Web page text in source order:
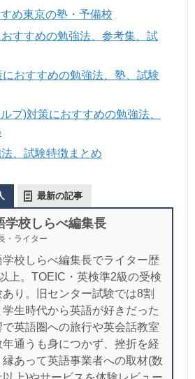
め東京の塾・予備校
すすめの勉強法、参考集、試
おすすめの勉強法、塾、試験
プ)対策におすすめの勉強法、
、試験特徴まとめ
最新の記事
学校しらべ編集長
・ライター
学校しらべ編集長でライター歴
上。TOEIC・英検準2級の受検
あり。旧センター試験では8割
学生時代から英語が好きだった
で英語圏への旅行や英会話教室
年通うも身につかず、挫折を経
縁あって英語事業者への取材(数